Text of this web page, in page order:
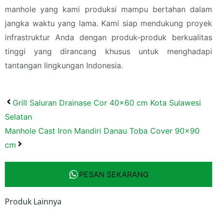
manhole yang kami produksi mampu bertahan dalam
jangka waktu yang lama. Kami siap mendukung proyek
infrastruktur Anda dengan produk-produk berkualitas
tinggi yang dirancang khusus untuk menghadapi
tantangan lingkungan Indonesia.
Prev
Grill Saluran Drainase Cor 40×60 cm Kota Sulawesi
Selatan
Manhole Cast Iron Mandiri Danau Toba Cover 90×90
cm
Next
PESAN SEKARANG
Produk Lainnya